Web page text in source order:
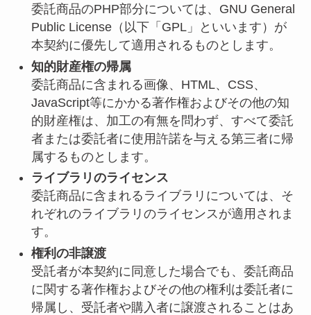
委託商品のPHP部分については、GNU General
Public License（以下「GPL」といいます）が
本契約に優先して適用されるものとします。
知的財産権の帰属
委託商品に含まれる画像、HTML、CSS、
JavaScript等にかかる著作権およびその他の知
的財産権は、加工の有無を問わず、すべて委託
者または委託者に使用許諾を与える第三者に帰
属するものとします。
ライブラリのライセンス
委託商品に含まれるライブラリについては、そ
れぞれのライブラリのライセンスが適用されま
す。
権利の非譲渡
受託者が本契約に同意した場合でも、委託商品
に関する著作権およびその他の権利は委託者に
帰属し、受託者や購入者に譲渡されることはあ